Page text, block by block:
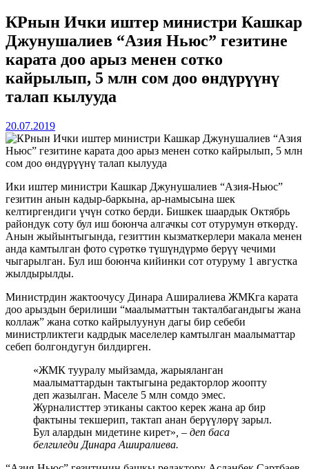
КРнын Ички иштер министри Кашкар
Джунушалиев “Азия Ньюс” гезитине
карата доо арыз менен сотко
кайрылып, 5 млн сом доо өндүрүүнү
талап кылууда
20.07.2019
Ики иштер министри Кашкар Джунушалиев “Азия-Ньюс”
гезитин анын кадыр-баркына, ар-намысына шек
келтиргендиги үчүн сотко берди. Бишкек шаардык Октябрь
райондук соту бул иш боюнча алгачкы сот отурумун өткөрдү.
Анын жыйынтыгында, гезиттин кызматкерлери макала менен
анда камтылган фото сүрөткө түшүндүрмө берүү чечими
чыгарылган. Бул иш боюнча кийинки сот отуруму 1 августка
жылдырылды.
Министрдин жактоочусу Динара Аширалиева ЖМКга карата
доо арыздын берилиши “маалыматтын такталбагандыгы жана
коллаж” жана сотко кайрылуунун дагы бир себеби
министрликтеги кадрдык маселелер камтылган маалыматтар
себеп болгондугун билдирген.
«ЖМК тууралу мыйзамда, жарыяланган
маалыматтардын тактыгына редакторлор жоопту
деп жазылган. Маселе 5 млн сомдо эмес.
Журналисттер этиканы сактоо керек жана ар бир
фактыны текшерип, тактап анан берүүлөрү зарыл.
Бул алардын мидетине кирет» – деп баса
белгиледи Динара Аширалиева.